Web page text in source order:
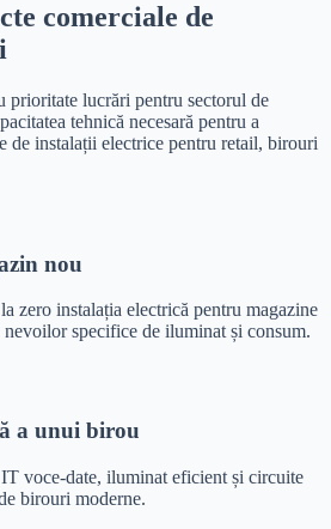
comerciale de
prioritate lucrări pentru sectorul de
tehnică necesară pentru a
de instalații electrice pentru retail, birouri
nou
zero instalația electrică pentru magazine
specifice de iluminat și consum.
a unui birou
voce-date, iluminat eficient și circuite
birouri moderne.